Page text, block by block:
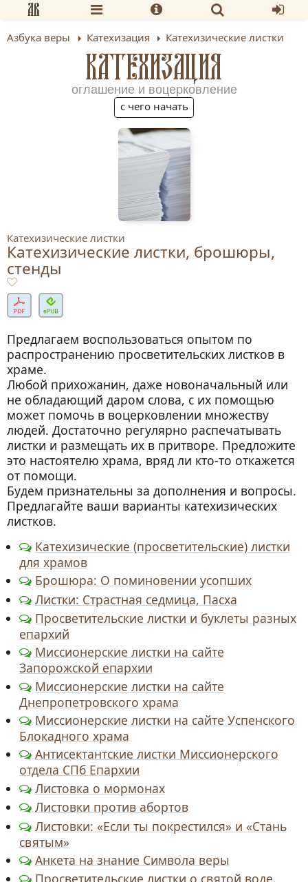
Азбука веры Катехизация Катехизические листки
КАТЕХИЗАЦИЯ
оглашение и воцерковление
с чего начать
Катехизические листки
Катехизические листки, брошюры,
стенды
Предлагаем воспользоваться опытом по
распространению просветительских листков в
храме.
Любой прихожанин, даже новоначальный или
не обладающий даром слова, с их помощью
может помочь в воцерковлении множеству
людей. Достаточно регулярно распечатывать
листки и размещать их в притворе. Предложите
это настоятелю храма, вряд ли кто-то откажется
от помощи.
Будем признательны за дополнения и вопросы.
Предлагайте ваши варианты катехизических
листков.
Катехизические (просветительские) листки
для храмов
Брошюра: О поминовении усопших
Листки: Страстная седмица, Пасха
Просветительские листки и буклеты разных
епархий
Миссионерские листки на сайте
Запорожской епархии
Миссионерские листки на сайте
Днепропетровского храма
Миссионерские листки на сайте Успенского
Блокадного храма
Антисектантские листки Миссионерского
отдела СПб Епархии
Листовка о мормонах
Листовки против абортов
Листовки: «Если ты покрестился» и «Стань
святым»
Анкета на знание Символа веры